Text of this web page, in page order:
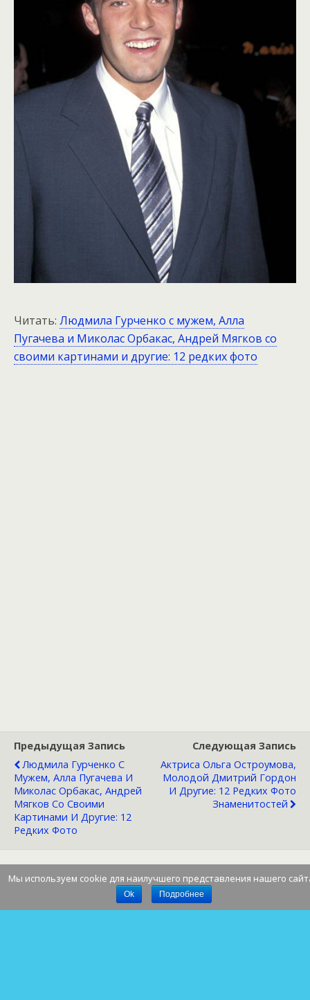
Читать: Людмила Гурченко с мужем, Алла
Пугачева и Миколас Орбакас, Андрей Мягков со
своими картинами и другие: 12 редких фото
Предыдущая Запись
Людмила Гурченко С
Мужем, Алла Пугачева И
Миколас Орбакас, Андрей
Мягков Со Своими
Картинами И Другие: 12
Редких Фото
Следующая Запись
Актриса Ольга Остроумова,
Молодой Дмитрий Гордон
И Другие: 12 Редких Фото
Знаменитостей
Мы используем cookie для наилучшего представления нашего
Ok Подробнее
Наверх